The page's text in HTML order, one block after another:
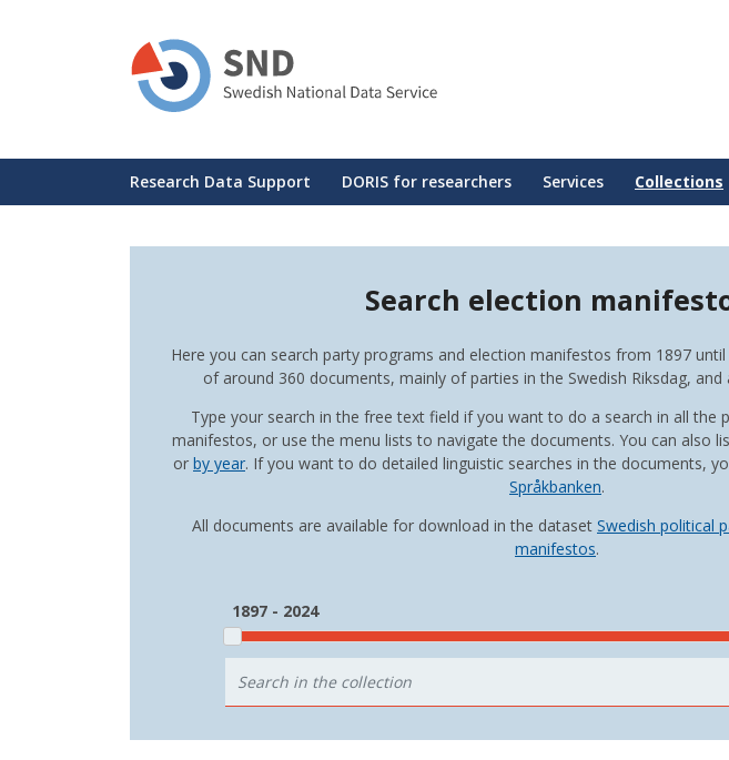
Huvudmeny
Research Data Support DORIS for researchers Services Collections
Search election
Here you can search party programs and election manifestos from 1897
of around 360 documents, mainly of parties in the Swedish Riksdag,
Type your search in the free text field if you want to do a search in all the
manifestos, or use the menu lists to navigate the documents. You can also
or by year. If you want to do detailed linguistic searches in the documents,
Språkbanken.
All documents are available for download in the dataset Swedish political
manifestos.
1897 - 2024